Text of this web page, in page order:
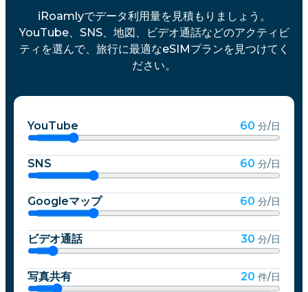
iRoamlyでデータ利用量を見積もりましょう。
YouTube、SNS、地図、ビデオ通話などのアクティビ
ティを選んで、旅行に最適なeSIMプランを見つけてく
ださい。
YouTube 60 分/日
SNS 60 分/日
Googleマップ 60 分/日
ビデオ通話 30 分/日
写真共有 20 件/日